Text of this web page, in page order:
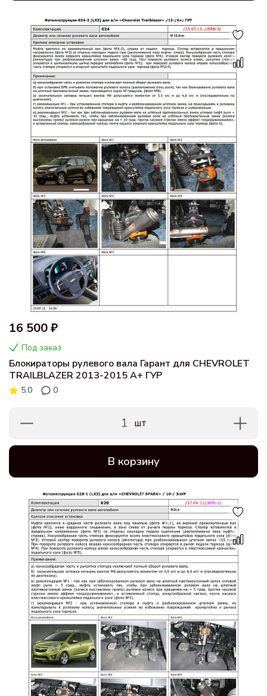
16 500 ₽
Под заказ
Блокираторы рулевого вала Гарант для CHEVROLET
TRAILBLAZER 2013-2015 А+ ГУР
5.0 0
1 шт
В корзину